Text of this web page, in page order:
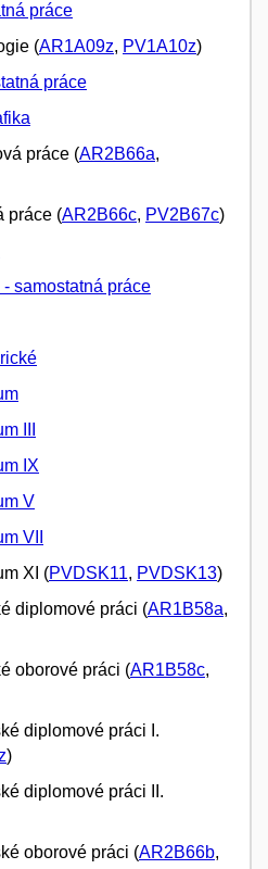
práce
(AR1A09z, PV1A10z)
práce
práce (AR2B66a,
práce (AR2B66c, PV2B67c)
samostatná práce
III
IX
V
VII
XI (PVDSK11, PVDSK13)
diplomové práci (AR1B58a,
oborové práci (AR1B58c,
diplomové práci I.
)
diplomové práci II.
oborové práci (AR2B66b,